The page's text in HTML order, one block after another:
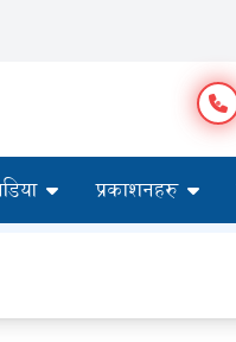
प्रकाशनहरु